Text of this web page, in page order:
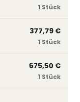
1 Stück
377,79 €
1 Stück
675,50 €
1 Stück